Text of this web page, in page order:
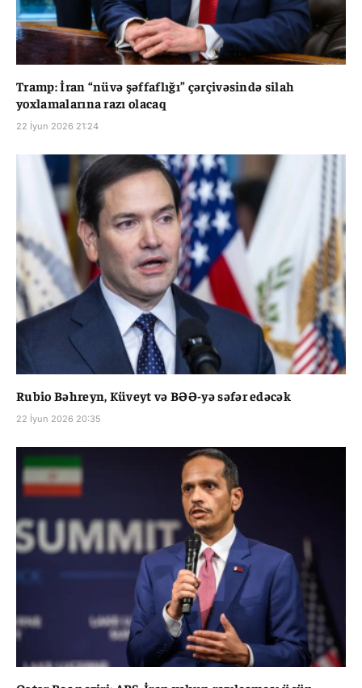
Tramp: İran “nüvə şəffaflığı” çərçivəsində silah
yoxlamalarına razı olacaq
22 İyun 2026 21:24
Rubio Bəhreyn, Küveyt və BƏƏ-yə səfər edəcək
22 İyun 2026 20:35